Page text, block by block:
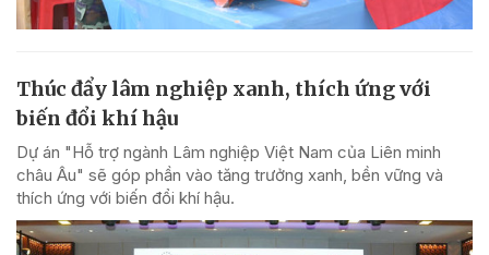
Thúc đẩy lâm nghiệp xanh, thích ứng với
biến đổi khí hậu
Dự án "Hỗ trợ ngành Lâm nghiệp Việt Nam của Liên minh
châu Âu" sẽ góp phần vào tăng trưởng xanh, bền vững và
thích ứng với biến đổi khí hậu.